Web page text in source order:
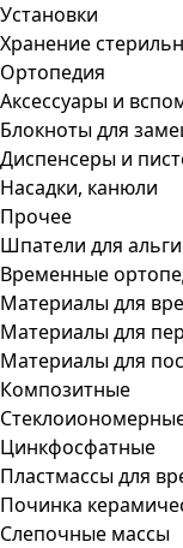
Установки
Хранение
Ортопедия
Аксессуары и
Блокноты для
Диспенсеры и
Насадки, канюли
Прочее
Шпатели для
Временные
Материалы для
Материалы для
Материалы для
Композитные
Цинкфосфатные
Пластмассы для
Починка
Слепочные массы